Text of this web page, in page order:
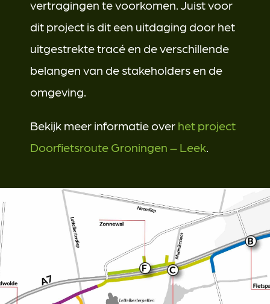
vertragingen te voorkomen. Juist voor
dit project is dit een uitdaging door het
uitgestrekte tracé en de verschillende
belangen van de stakeholders en de
omgeving.
Bekijk meer informatie over het project
Doorfietsroute Groningen – Leek.